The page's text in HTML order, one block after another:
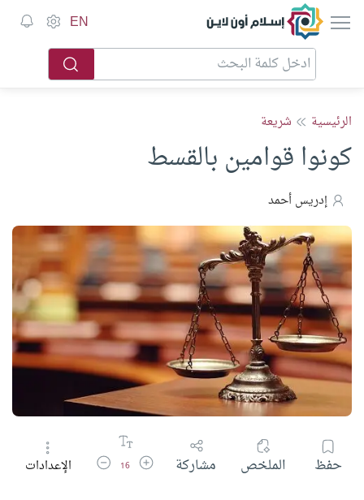
إسلام أون لاين EN
الرئيسية شريعة
كونوا قوامين بالقسط
إدريس أحمد
حفظ الملخص مشاركة زيادة حجم الخط
16 تقليل حجم الخط
الإعدادات